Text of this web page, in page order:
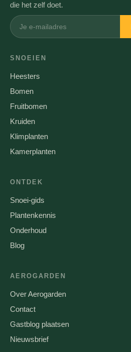
die het zelf doet.
SNOEIEN
Heesters
Bomen
Fruitbomen
Kruiden
Klimplanten
Kamerplanten
ONTDEK
Snoei-gids
Plantenkennis
Onderhoud
Blog
AEROGARDEN
Over Aerogarden
Contact
Gastblog plaatsen
Nieuwsbrief